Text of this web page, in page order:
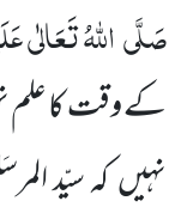
صَلَّیاللّٰہُ
کے وقت کا علم
نہیںکہ سیّد